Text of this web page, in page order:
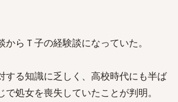
らＴ子の経験談になっていた。
する知識に乏しく、高校時代にも半ば
処女を喪失していたことが判明。